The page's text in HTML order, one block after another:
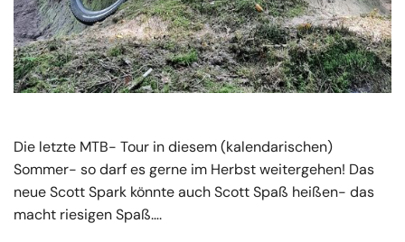
Die letzte MTB- Tour in diesem (kalendarischen)
Sommer- so darf es gerne im Herbst weitergehen! Das
neue Scott Spark könnte auch Scott Spaß heißen- das
macht riesigen Spaß….